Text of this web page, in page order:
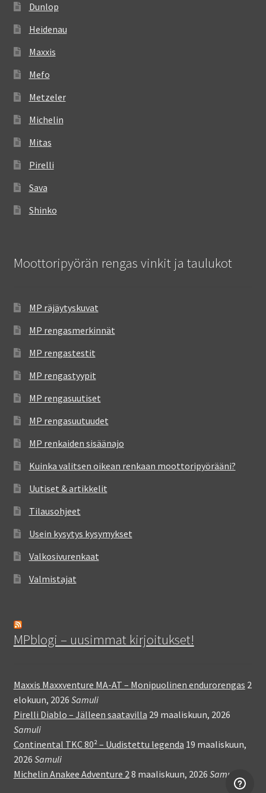
Dunlop
Heidenau
Maxxis
Mefo
Metzeler
Michelin
Mitas
Pirelli
Sava
Shinko
Moottoripyörän rengas vinkit ja taulukot
MP räjäytyskuvat
MP rengasmerkinnät
MP rengastestit
MP rengastyypit
MP rengasuutiset
MP rengasuutuudet
MP renkaiden sisäänajo
Kuinka valitsen oikean renkaan moottoripyörääni?
Uutiset & artikkelit
Tilausohjeet
Usein kysytys kysymykset
Valkosivurenkaat
Valmistajat
MPblogi – uusimmat kirjoitukset!
Maxxis Maxxventure MA-AT – Monipuolinen endurorengas 2
elokuun, 2026 Samuli
Pirelli Diablo – Jälleen saatavilla 29 maaliskuun, 2026
Samuli
Continental TKC 80² – Uudistettu legenda 19 maaliskuun,
2026 Samuli
Michelin Anakee Adventure 28 maaliskuun, 2026 Samuli